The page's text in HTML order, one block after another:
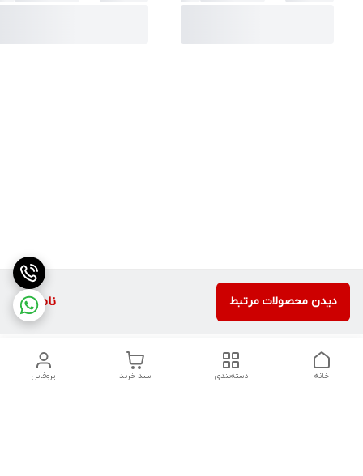
ناموجود دیدن محصولات مرتبط
پروفایل سبد خرید دسته‌بندی خانه